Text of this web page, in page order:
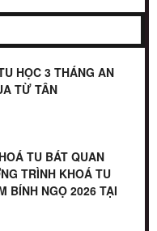
HỌC 3 THÁNG AN
TỪ TÂN
TU BÁT QUAN
TRÌNH KHOÁ TU
BÍNH NGỌ 2026 TẠI